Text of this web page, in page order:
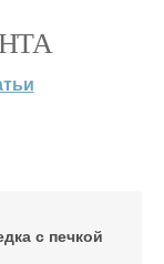
с печкой